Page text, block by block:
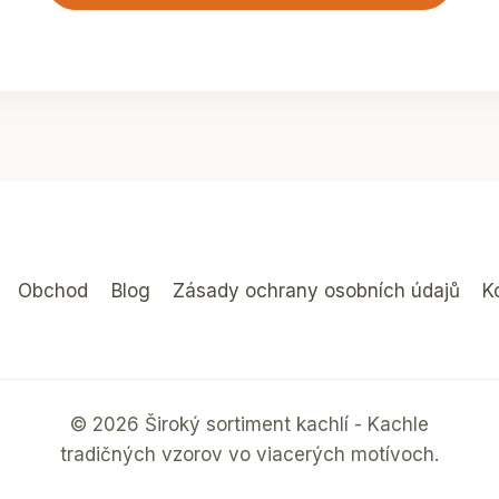
Obchod Blog Zásady ochrany osobních údajů
© 2026 Široký sortiment kachlí - Kachle
tradičných vzorov vo viacerých motívoch.